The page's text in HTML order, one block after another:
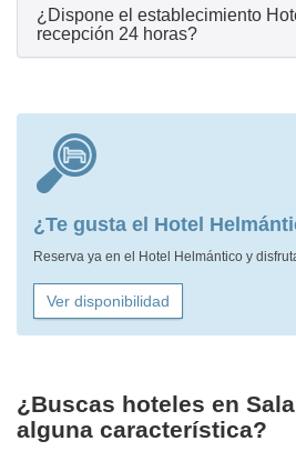
¿Dispone el establecimiento
recepción 24 horas?
¿Te gusta el Hotel
Reserva ya en el Hotel Helmántico y
Ver disponibilidad
¿Buscas hoteles en
alguna característica?